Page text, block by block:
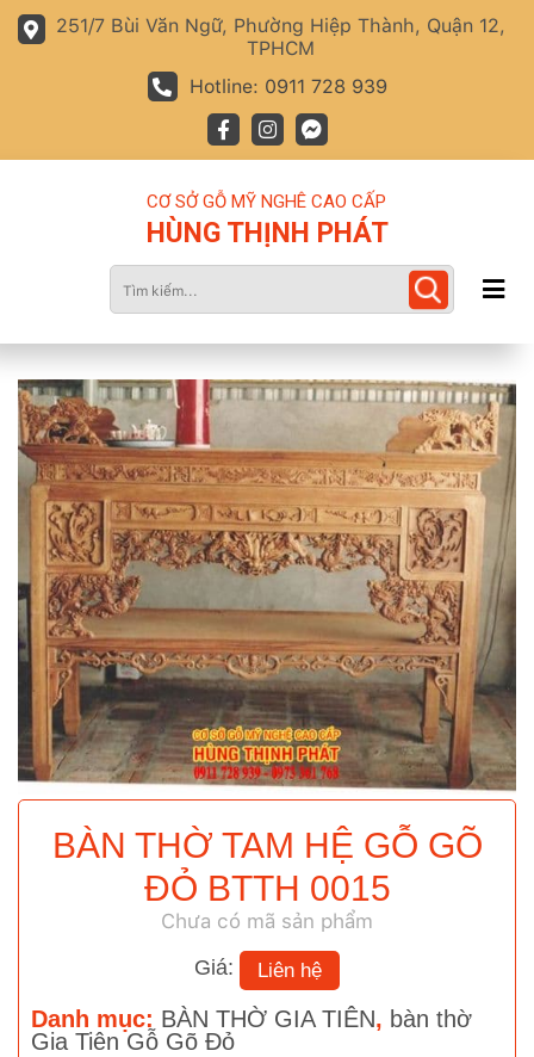
251/7 Bùi Văn Ngữ, Phường Hiệp Thành, Quận 12,
TPHCM
Hotline: 0911 728 939
CƠ SỞ GỖ MỸ NGHÊ CAO CẤP
HÙNG THỊNH PHÁT
BÀN THỜ TAM HỆ GỖ GÕ
ĐỎ BTTH 0015
Chưa có mã sản phẩm
Giá:
Liên hệ
Danh mục: BÀN THỜ GIA TIÊN, bàn thờ
Gia Tiên Gỗ Gõ Đỏ